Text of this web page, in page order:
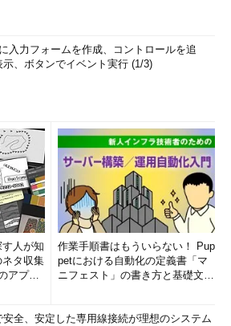
入力フォームを作成、コントロールを追
示、ボタンでイベント実行 (1/3)
人が知
ネタ収集
アプリ
作業手順書はもういらない！ Pup
petにおける自動化の定義書「マ
ニフェスト」の書き方と基礎文法
安全、安定した専用線接続が理想のシステム